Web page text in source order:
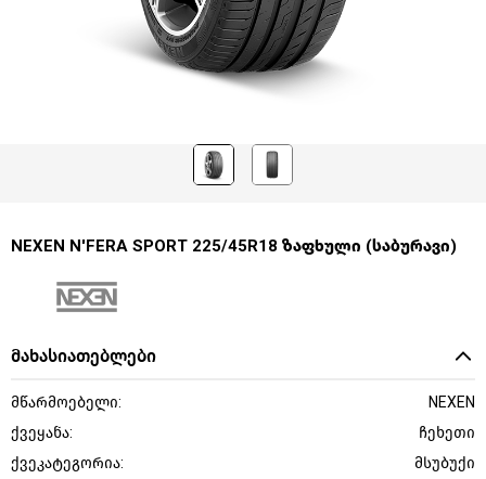
NEXEN N'FERA SPORT 225/45R18 ზაფხული (საბურავი)
მახასიათებლები
მწარმოებელი:
NEXEN
ქვეყანა:
ჩეხეთი
ქვეკატეგორია:
მსუბუქი